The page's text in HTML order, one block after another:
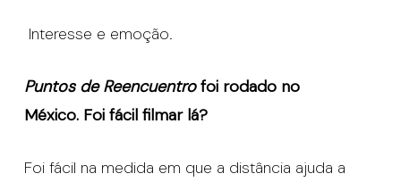
Interesse e emoção.
Puntos de Reencuentrofoi rodado no
México. Foi fácil filmar lá?
Foi fácil na medida em que a distância ajuda a